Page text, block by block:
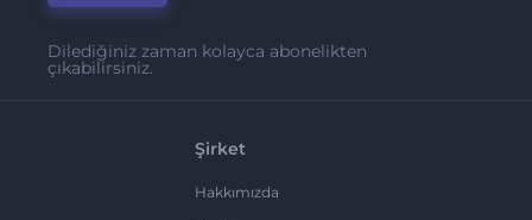
Dilediğiniz zaman kolayca abonelikten
çıkabilirsiniz.
Şirket
Hakkımızda